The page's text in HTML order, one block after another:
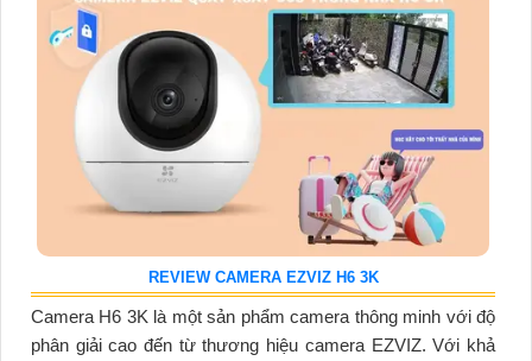
REVIEW CAMERA EZVIZ H6 3K
Camera H6 3K là một sản phẩm camera thông minh với độ
phân giải cao đến từ thương hiệu camera EZVIZ. Với khả